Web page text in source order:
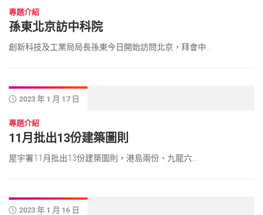
專題介紹
孫東北京訪中科院
創新科技及工業局局長孫東今日開始訪問北京，拜會中...
2023 年 1 月 17 日
專題介紹
11月批出13份建築圖則
屋宇署11月批出13份建築圖則，港島兩份、九龍六...
2023 年 1 月 16 日